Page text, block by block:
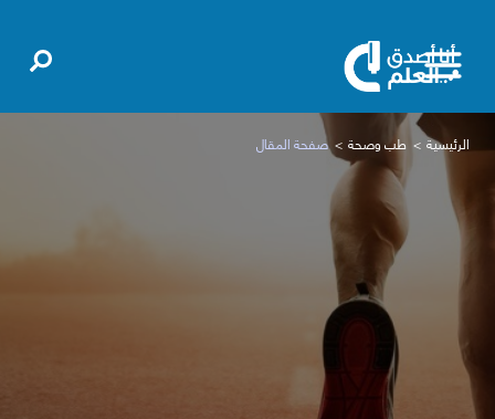
الرئيسية طب وصحة صفحة المقال